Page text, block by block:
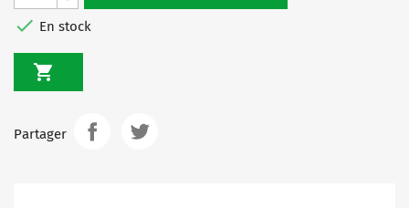
 En stock

Partager